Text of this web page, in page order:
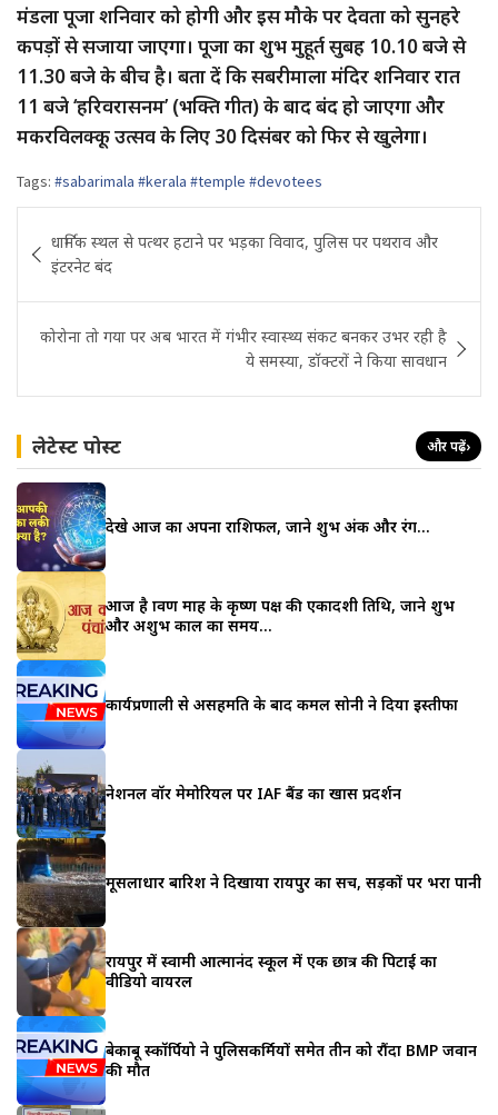
मंडला पूजा शनिवार को होगी और इस मौके पर देवता को सुनहरे
कपड़ों से सजाया जाएगा। पूजा का शुभ मुहूर्त सुबह 10.10 बजे से
11.30 बजे के बीच है। बता दें कि सबरीमाला मंदिर शनिवार रात
11 बजे ‘हरिवरासनम’ (भक्ति गीत) के बाद बंद हो जाएगा और
मकरविलक्कू उत्सव के लिए 30 दिसंबर को फिर से खुलेगा।
Tags: #sabarimala #kerala #temple #devotees
navigation
धार्मिक स्थल से पत्थर हटाने पर भड़का विवाद, पुलिस पर पथराव और
इंटरनेट बंद
कोरोना तो गया पर अब भारत में गंभीर स्वास्थ्य संकट बनकर उभर रही है
ये समस्या, डॉक्टरों ने किया सावधान
लेटेस्ट पोस्ट और पढ़ें›
देखे आज का अपना राशिफल, जाने शुभ अंक और रंग…
आज है श्रावण माह के कृष्ण पक्ष की एकादशी तिथि, जाने शुभ
और अशुभ काल का समय…
कार्यप्रणाली से असहमति के बाद कमल सोनी ने दिया इस्तीफा
नेशनल वॉर मेमोरियल पर IAF बैंड का खास प्रदर्शन
मूसलाधार बारिश ने दिखाया रायपुर का सच, सड़कों पर भरा पानी
रायपुर में स्वामी आत्मानंद स्कूल में एक छात्र की पिटाई का
वीडियो वायरल
बेकाबू स्कॉर्पियो ने पुलिसकर्मियों समेत तीन को रौंदा BMP जवान
की मौत